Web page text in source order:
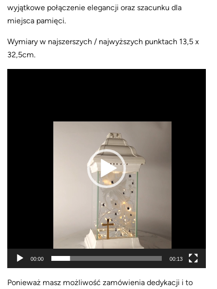
wyjątkowe połączenie elegancji oraz szacunku dla
miejsca pamięci.
Wymiary w najszerszych / najwyższych punktach 13,5 x
32,5cm.
00:00 00:13
Ponieważ masz możliwość zamówienia dedykacji i to